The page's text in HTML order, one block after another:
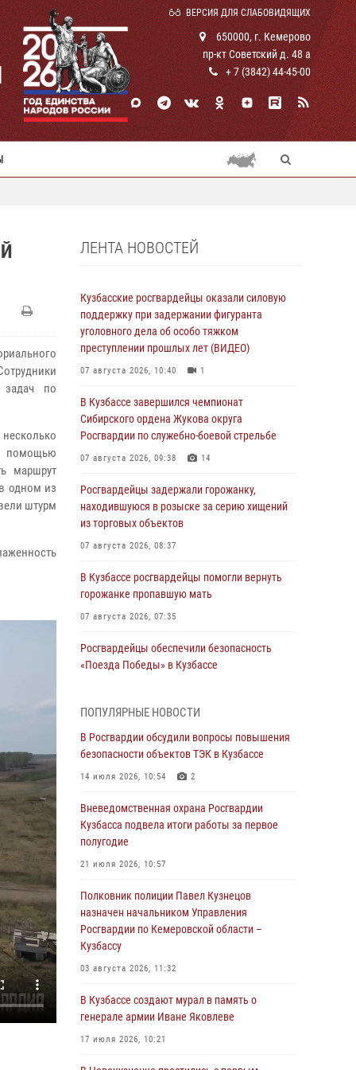
ВЕРСИЯ ДЛЯ СЛАБОВИДЯЩИХ
650000, г. Кемерово
пр-кт Советский д. 48 а
+ 7 (3842) 44-45-00
задач по
помощью
маршрут
одном из
штурм
ЛЕНТА НОВОСТЕЙ
Кузбасские росгвардейцы оказали силовую
поддержку при задержании фигуранта
уголовного дела об особо тяжком
преступлении прошлых лет (ВИДЕО)
07 августа 2026, 10:40 1
В Кузбассе завершился чемпионат
Сибирского ордена Жукова округа
Росгвардии по служебно-боевой стрельбе
07 августа 2026, 09:38 14
Росгвардейцы задержали горожанку,
находившуюся в розыске за серию хищений
из торговых объектов
07 августа 2026, 08:37
В Кузбассе росгвардейцы помогли вернуть
горожанке пропавшую мать
07 августа 2026, 07:35
Росгвардейцы обеспечили безопасность
«Поезда Победы» в Кузбассе
Генерал-полковник Олег Плохой поздравил
специалистов организационно-штатных
подразделений Росгвардии с
профессиональным праздником
С 1 сентября 2026 года вступает в силу новый
федеральный закон о частной охранной
Росгвардейцы задержали предполагаемого
виновника причинения ножевого ранения
кемеровчанину
06 августа 2026, 09:18
Росгвардейцы задержали мужчину,
повредившего имущество горожанки
06 августа 2026, 08:17
ПОПУЛЯРНЫЕ НОВОСТИ
В Росгвардии обсудили вопросы повышения
безопасности объектов ТЭК в Кузбассе
14 июля 2026, 10:54 2
Вневедомственная охрана Росгвардии
Кузбасса подвела итоги работы за первое
полугодие
21 июля 2026, 10:57
Полковник полиции Павел Кузнецов
назначен начальником Управления
Росгвардии по Кемеровской области –
Кузбассу
03 августа 2026, 11:32
В Кузбассе создают мурал в память о
генерале армии Иване Яковлеве
17 июля 2026, 10:21